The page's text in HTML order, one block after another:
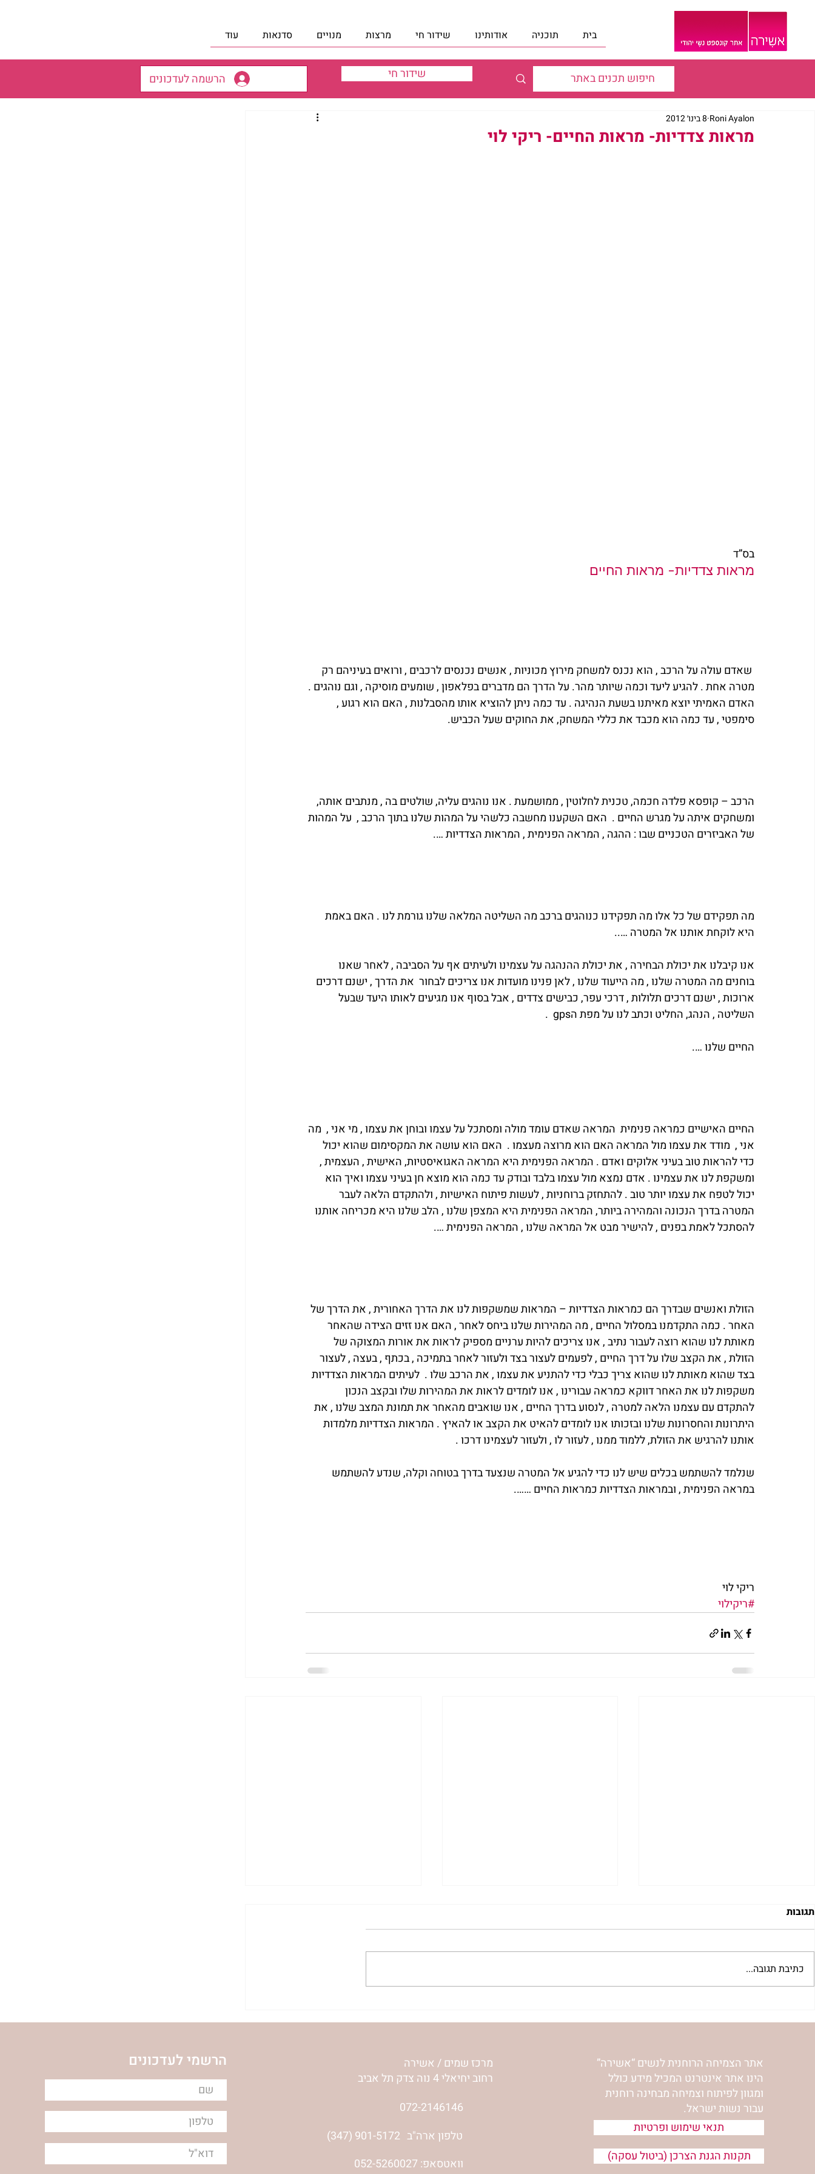
בית תוכניה אודותינו שידור חי מרצות מנויים סדנאות עוד
הרשמה לעדכונים שידור חי
מראות צדדיות- מראות החיים- ריקי לוי
Roni Ayalon 8 בינו׳ 2012
בס”ד
מראות צדדיות- מראות החיים
שאדם עולה על הרכב , הוא נכנס למשחק מירוץ מכוניות , אנשים נכנסים לרכבים , ורואים בעיניהם רק
מטרה אחת . להגיע ליעד וכמה שיותר מהר. על הדרך הם מדברים בפלאפון , שומעים מוסיקה , וגם נוהגים .
האדם האמיתי יוצא מאיתנו בשעת הנהיגה . עד כמה ניתן להוציא אותו מהסבלנות , האם הוא רגוע ,
סימפטי , עד כמה הוא מכבד את כללי המשחק, את החוקים שעל הכביש.
הרכב – קופסא פלדה חכמה, טכנית לחלוטין , ממושמעת . אנו נוהגים עליה, שולטים בה , מנתבים אותה,
ומשחקים איתה על מגרש החיים .  האם השקענו מחשבה כלשהי על המהות שלנו בתוך הרכב ,  על המהות
של האביזרים הטכניים שבו : ההגה , המראה הפנימית , המראות הצדדיות ….
מה תפקידם של כל אלו מה תפקידנו כנוהגים ברכב מה השליטה המלאה שלנו גורמת לנו . האם באמת
היא לוקחת אותנו אל המטרה …..
אנו קיבלנו את יכולת הבחירה , את יכולת ההנהגה על עצמינו ולעיתים אף על הסביבה , לאחר שאנו
בוחנים מה המטרה שלנו , מה הייעוד שלנו , לאן פנינו מועדות אנו צריכים לבחור  את הדרך , ישנם דרכים
ארוכות , ישנם דרכים תלולות , דרכי עפר, כבישים צדדים , אבל בסוף אנו מגיעים לאותו היעד שבעל
השליטה , הנהג, החליט וכתב לנו על מפת הgps  .
החיים שלנו ….
החיים האישיים כמראה פנימית  המראה שאדם עומד מולה ומסתכל על עצמו ובוחן את עצמו , מי אני ,  מה
אני ,  מודד את עצמו מול המראה האם הוא מרוצה מעצמו .  האם הוא עושה את המקסימום שהוא יכול
כדי להראות טוב בעיני אלוקים ואדם . המראה הפנימית היא המראה האגואיסטיות, האישית , העצמית ,
ומשקפת לנו את עצמינו . אדם נמצא מול עצמו בלבד ובודק עד כמה הוא מוצא חן בעיני עצמו ואיך הוא
יכול לטפח את עצמו יותר טוב . להתחזק ברוחניות , לעשות פיתוח האישיות , ולהתקדם הלאה לעבר
המטרה בדרך הנכונה והמהירה ביותר, המראה הפנימית היא המצפן שלנו , הלב שלנו היא מכריחה אותנו
להסתכל לאמת בפנים , להישיר מבט אל המראה שלנו , המראה הפנימית ….
הזולת ואנשים שבדרך הם כמראות הצדדיות – המראות שמשקפות לנו את הדרך האחורית , את הדרך של
האחר . כמה התקדמנו במסלול החיים , מה המהירות שלנו ביחס לאחר , האם אנו זזים הצידה שהאחר
מאותת לנו שהוא רוצה לעבור נתיב , אנו צריכים להיות ערניים מספיק לראות את אורות המצוקה של
הזולת , את הקצב שלו על דרך החיים , לפעמים לעצור בצד ולעזור לאחר בתמיכה , בכתף , בעצה , לעצור
בצד שהוא מאותת לנו שהוא צריך כבלי כדי להתניע את עצמו , את הרכב שלו .  לעיתים המראות הצדדיות
משקפות לנו את האחר דווקא כמראה עבורינו , אנו לומדים לראות את המהירות שלו ובקצב הנכון
להתקדם עם עצמנו הלאה למטרה , לנסוע בדרך החיים , אנו שואבים מהאחר את תמונת המצב שלנו , את
היתרונות והחסרונות שלנו ובזכותו אנו לומדים להאיט את הקצב או להאיץ . המראות הצדדיות מלמדות
אותנו להרגיש את הזולת, ללמוד ממנו , לעזור לו , ולעזור לעצמינו דרכו .
שנלמד להשתמש בכלים שיש לנו כדי להגיע אל המטרה שנצעד בדרך בטוחה וקלה, שנדע להשתמש
במראה הפנימית , ובמראות הצדדיות כמראות החיים …….
ריקי לוי
#ריקילוי
שיעור לט"ו באב | הר' ימימה
השיעור לתשעה באב | הר'
אוהב" | ראש חודש אב
תגובות
כתיבת תגובה...
הרשמי לעדכונים
מרכז שמים / אשירה
רחוב יחיאלי 4 נוה צדק תל אביב
072-2146146
(347) 901-5172 טלפון ארה"ב
וואטסאפ: 052-5260027
אתר הצמיחה הרוחנית לנשים “אשירה”
הינו אתר אינטרנט המכיל מידע כולל
ומגוון לפיתוח וצמיחה מבחינה רוחנית
עבור נשות ישראל.
תנאי שימוש ופרטיות
תקנות הגנת הצרכן (ביטול עסקה)